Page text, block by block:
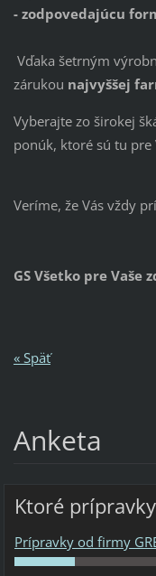
- zodpovedajúcu
Vďaka šetrným
zárukou najvyššej
Vyberajte zo širokej
ponúk, ktoré sú tu pre
Veríme, že Vás vždy
GS Všetko pre Vaše
« Späť
Anketa
Ktoré
Prípravky od firmy